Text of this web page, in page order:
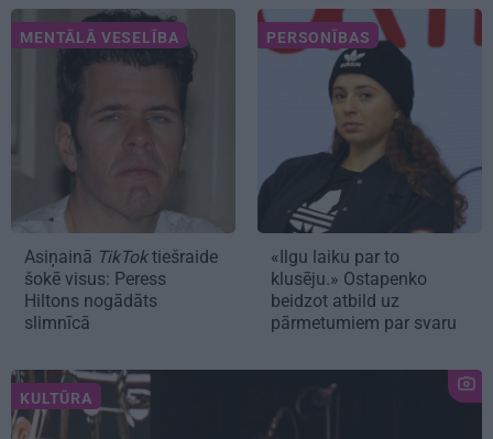
MENTĀLĀ VESELĪBA
Asiņainā TikToktiešraide
šokē visus: Peress
Hiltons nogādāts
slimnīcā
PERSONĪBAS
«Ilgu laiku par to
klusēju.» Ostapenko
beidzot atbild uz
pārmetumiem par svaru
KULTŪRA